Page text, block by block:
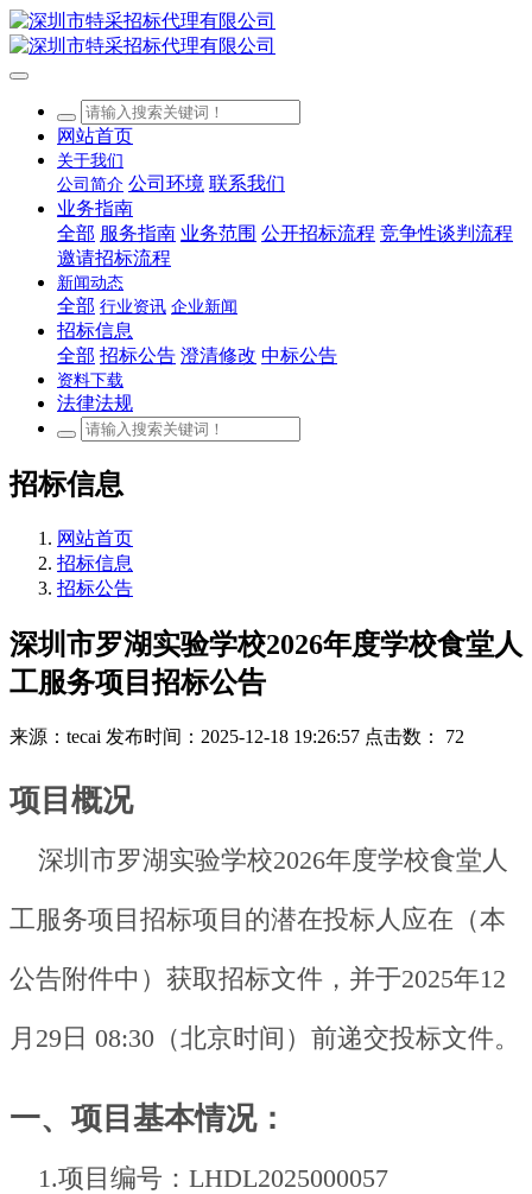
网站首页
关于我们
公司简介 公司环境 联系我们
业务指南
全部 服务指南 业务范围 公开招标流程 竞争性谈判流程
邀请招标流程
新闻动态
全部 行业资讯 企业新闻
招标信息
全部 招标公告 澄清修改 中标公告
资料下载
法律法规
招标信息
网站首页
招标信息
招标公告
深圳市罗湖实验学校2026年度学校食堂人
工服务项目招标公告
来源：tecai 发布时间：2025-12-18 19:26:57 点击数： 72
项目概况
深圳市罗湖实验学校2026年度学校食堂人
工服务项目招标项目的潜在投标人应在（本
公告附件中）获取招标文件，并于2025年12
月29日 08:30（北京时间）前递交投标文件。
一、项目基本情况：
1.项目编号：LHDL2025000057